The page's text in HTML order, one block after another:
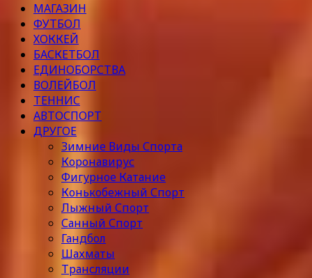
МАГАЗИН
ФУТБОЛ
ХОККЕЙ
БАСКЕТБОЛ
ЕДИНОБОРСТВА
ВОЛЕЙБОЛ
ТЕННИС
АВТОСПОРТ
ДРУГОЕ
Зимние Виды Спорта
Коронавирус
Фигурное Катание
Конькобежный Спорт
Лыжный Спорт
Санный Спорт
Гандбол
Шахматы
Трансляции